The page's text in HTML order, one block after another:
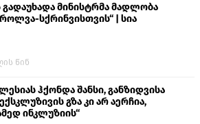
გადაუხადა მინისტრმა მადლობა
სქრინვისთვის“ | სია
წინ
ჰქონდა შანსი, განზიდვისა
გზა კი არ აერჩია,
ინკლუზიის“